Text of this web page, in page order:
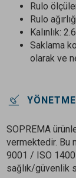
Rulo
Rulo
Kalınlık:
Saklama
olarak ve
SOPREMA
vermektedir. Bu
9001 / ISO
sağlık/güvenlik